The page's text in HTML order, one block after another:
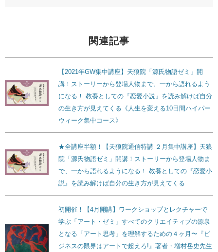
関連記事
【2021年GW集中講座】天狼院「源氏物語ゼミ」開
講！ストーリーから登場人物まで、一から語れるよう
になる！ 教養としての『恋愛小説』を読み解けば自分
の生き方が見えてくる《人生を変える10日間ハイパー
ウィーク集中コース》
★全講座半額！【天狼院通信特講 ２月集中講座】天狼
院「源氏物語ゼミ」開講！ストーリーから登場人物ま
で、一から語れるようになる！ 教養としての『恋愛小
説』を読み解けば自分の生き方が見えてくる
初開催！【4月開講】ワークショップとレクチャーで
学ぶ「アート・ゼミ」すべてのクリエイティブの源泉
となる「アート思考」を理解するための４ヶ月〜『ビ
ジネスの限界はアートで超えろ!』著者・増村岳史先生